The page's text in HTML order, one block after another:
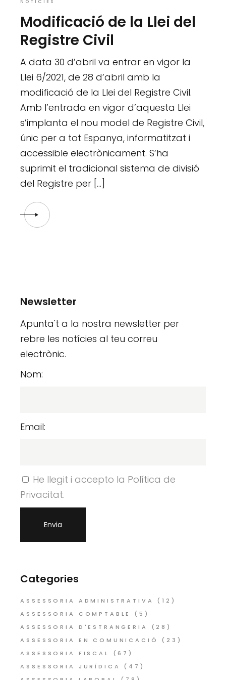
NOTÍCIES
Modificació de la Llei del
Registre Civil
A data 30 d’abril va entrar en vigor la
Llei 6/2021, de 28 d’abril amb la
modificació de la Llei del Registre Civil.
Amb l’entrada en vigor d’aquesta Llei
s’implanta el nou model de Registre Civil,
únic per a tot Espanya, informatitzat i
accessible electrònicament. S’ha
suprimit el tradicional sistema de divisió
del Registre per […]
Newsletter
Apunta't a la nostra newsletter per
rebre les notícies al teu correu
electrònic.
Nom:
Email:
He llegit i accepto la Política de
Privacitat.
Categories
ASSESSORIA ADMINISTRATIVA
(12)
ASSESSORIA COMPTABLE
(5)
ASSESSORIA D'ESTRANGERIA
(28)
ASSESSORIA EN COMUNICACIÓ
(23)
ASSESSORIA FISCAL
(67)
ASSESSORIA JURÍDICA
(47)